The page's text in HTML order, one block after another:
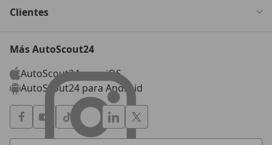
Clientes
Más AutoScout24
AutoScout24 para iOS
AutoScout24 para Android